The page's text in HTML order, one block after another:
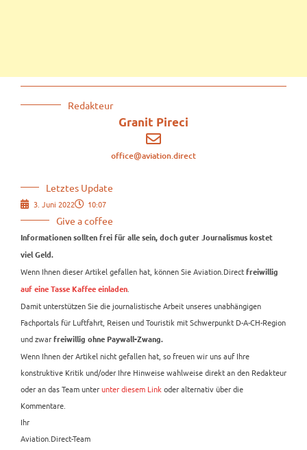
Redakteur
Granit Pireci
office@aviation.direct
Letztes Update
3. Juni 2022 10:07
Give a coffee
Informationen sollten frei für alle sein, doch guter Journalismus kostet
viel Geld.
Wenn Ihnen dieser Artikel gefallen hat, können Sie Aviation.Direct freiwillig
auf eine Tasse Kaffee einladen
Damit unterstützen Sie die journalistische Arbeit unseres unabhängigen
Fachportals für Luftfahrt, Reisen und Touristik mit Schwerpunkt D-A-CH-Region
und zwar freiwillig ohne Paywall-Zwang.
Wenn Ihnen der Artikel nicht gefallen hat, so freuen wir uns auf Ihre
konstruktive Kritik und/oder Ihre Hinweise wahlweise direkt an den Redakteur
oder an das Team unterunter diesem Link oder alternativ über die
Kommentare.
Ihr
Aviation.Direct-Team